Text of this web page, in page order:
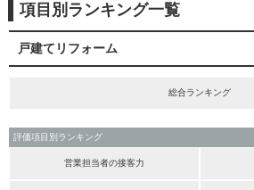
項目別ランキング一覧
戸建てリフォーム
総合ランキング
評価項目別ランキング
営業担当者の接客力